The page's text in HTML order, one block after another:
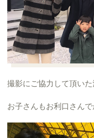
撮影にご協力して頂いた
お子さんもお利口さんで